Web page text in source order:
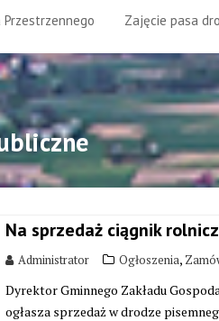
Zajęcie pasa
Na sprzedaż ciągnik
Administrator Ogłoszenia,
Dyrektor Gminnego Zakładu
ogłasza sprzedaż w drodze